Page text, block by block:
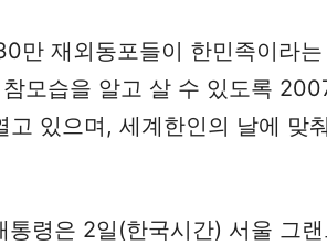
만 재외동포들이 한민족이라
모습을 알고 살 수 있도록
고 있으며, 세계한인의 날에 맞
통령은 2일(한국시간) 서울 그